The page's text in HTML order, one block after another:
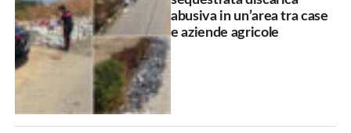
abusiva in un’area tra case
e aziende agricole